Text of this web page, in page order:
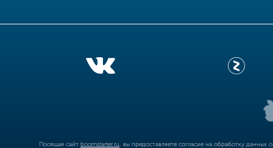
Посещая сайт boomstarter.ru , вы предоставляете согласие на обработку